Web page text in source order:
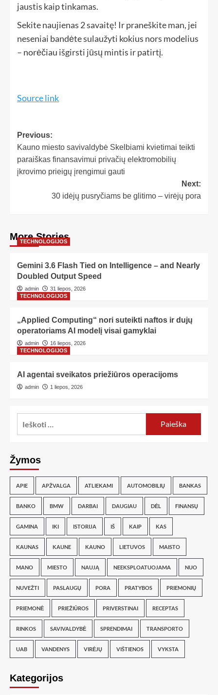
jaustis kaip tinkamas.
Sekite naujienas 2 savaitę! Ir praneškite man, jei
neseniai bandėte sulaužyti kokius nors modelius
– norėčiau išgirsti jūsų mintis ir patirtį.
Source link
Previous:
Kauno miesto savivaldybė Skelbiami kvietimai teikti
paraiškas finansavimui privačių elektromobilių
įkrovimo prieigų įrengimui gauti
Next:
30 idėjų pusryčiams be glitimo – virėjų pora
More Stories
TECHNOLOGIJOS
Gemini 3.6 Flash Tied on Intelligence – and Nearly
Doubled Output Speed
admin
31 liepos, 2026
TECHNOLOGIJOS
„Applied Computing“ nori suteikti naftos ir dujų
operatoriams AI modelį visai gamyklai
admin
16 liepos, 2026
TECHNOLOGIJOS
AI agentai sveikatos priežiūros operacijoms
admin 1 liepos, 2026
Žymos
APIE APŽVALGA ATLIEKAMI AUTOMOBILIŲ BANKAS
BANKO BMW DARBAI DAUGIAU DĖL FINANSŲ
GAMINA IKI ISTORIJA IŠ KAIP KAS
KAUNAS KAUNE KAUNO LIETUVOS MAISTO
MANO MIESTO NAUJĄ NEEKSPLOATUOJAMA NUO
NUVEŽTI PASLAUGŲ PORA PRATYBOS PRIEMONIŲ
PRIEMONĖ PRIEŽIŪROS PRIVERSTINAI RECEPTAS
RINKOS SAVIVALDYBĖ SPRENDIMAI TRANSPORTO
UAB VANDENYS VIRĖJŲ VIŠTIENOS VYKSTA
Kategorijos